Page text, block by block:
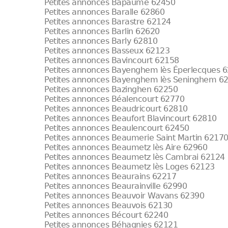
Petites annonces Bapaume 62450
Petites annonces Baralle 62860
Petites annonces Barastre 62124
Petites annonces Barlin 62620
Petites annonces Barly 62810
Petites annonces Basseux 62123
Petites annonces Bavincourt 62158
Petites annonces Bayenghem lès Éperlecques
Petites annonces Bayenghem lès Seninghem
Petites annonces Bazinghen 62250
Petites annonces Béalencourt 62770
Petites annonces Beaudricourt 62810
Petites annonces Beaufort Blavincourt 62810
Petites annonces Beaulencourt 62450
Petites annonces Beaumerie Saint Martin 62170
Petites annonces Beaumetz lès Aire 62960
Petites annonces Beaumetz lès Cambrai 62124
Petites annonces Beaumetz lès Loges 62123
Petites annonces Beaurains 62217
Petites annonces Beaurainville 62990
Petites annonces Beauvoir Wavans 62390
Petites annonces Beauvois 62130
Petites annonces Bécourt 62240
Petites annonces Béhagnies 62121